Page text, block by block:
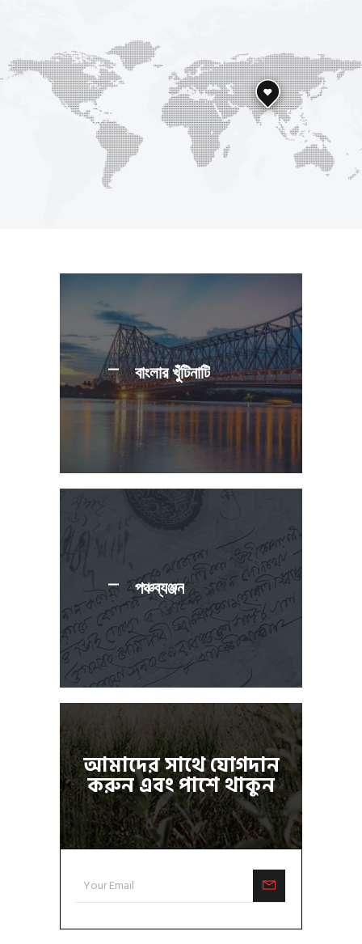
বাংলার খুঁটিনাটি
পঞ্চব্যঞ্জন
আমাদের সাথে যোগদান
করুন এবং পাশে থাকুন